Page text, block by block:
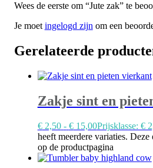
Wees de eerste om “Jute zak” te
Je moetingelogd zijnom een
Gerelateerde
Zakje sint en
€2,50 - €15,00Prijsklasse: €
heeft meerdere variaties.
op de productpagina